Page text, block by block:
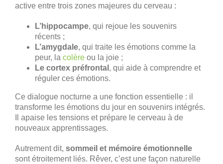
active entre trois zones majeures du cerveau :
L’hippocampe, qui rejoue les souvenirs
récents ;
L’amygdale, qui traite les émotions comme la
peur, la colère ou la joie ;
Le cortex préfrontal , qui aide à comprendre et
réguler ces émotions.
Ce dialogue nocturne a une fonction essentielle : il
transforme les émotions du jour en souvenirs intégrés.
Il apaise les tensions et prépare le cerveau à de
nouveaux apprentissages.
Autrement dit, sommeil et mémoire émotionnelle
sont étroitement liés. Rêver, c’est une façon naturelle